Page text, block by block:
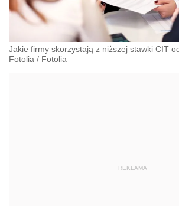
Jakie firmy skorzystają z niższej stawki CIT
Fotolia / Fotolia